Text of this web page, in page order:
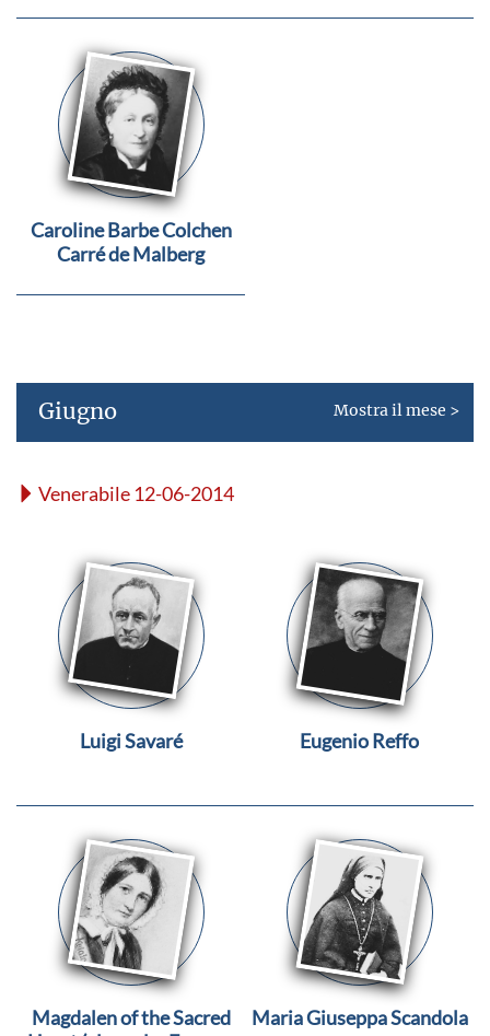
Caroline Barbe Colchen
Carré de Malberg
Giugno Mostra il mese >
Venerabile 12-06-2014
Luigi Savaré Eugenio Reffo
Magdalen of the Sacred
Maria Giuseppa Scandola